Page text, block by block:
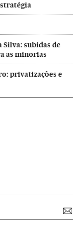
subidas de
as minorias
privatizações e